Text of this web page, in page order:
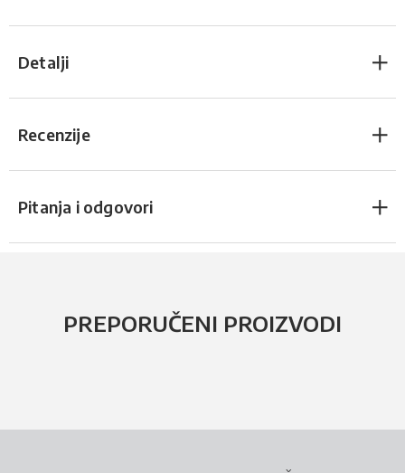
Detalji
Recenzije
Pitanja i odgovori
PREPORUČENI PROIZVODI